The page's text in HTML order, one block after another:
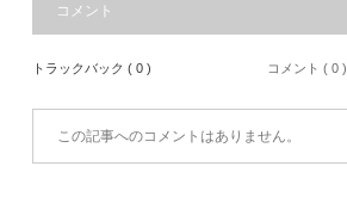
コメント
トラックバック ( 0 ) コメント ( 0 )
この記事へのコメントはありません。